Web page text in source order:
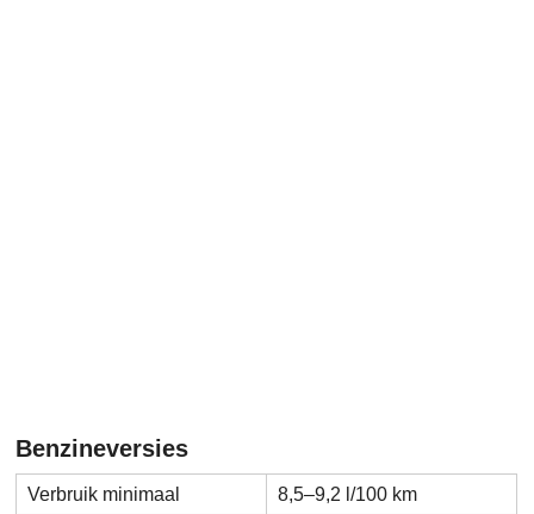
Benzineversies
Verbruik minimaal
8,5–9,2 l/100 km